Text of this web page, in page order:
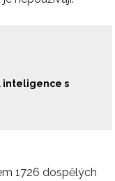
inteligence s
1726 dospělých